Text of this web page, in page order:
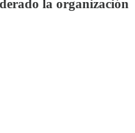
la organización